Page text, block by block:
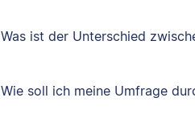
Was ist der Unterschied
Wie soll ich meine Umfrage